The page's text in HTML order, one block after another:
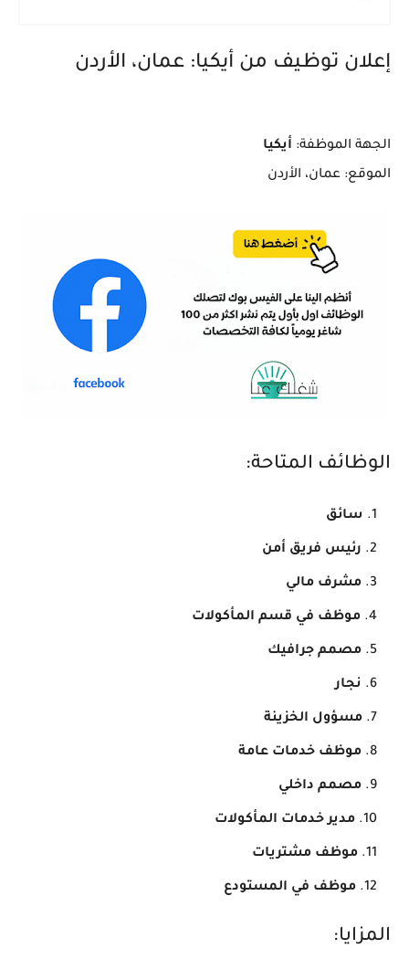
إعلان توظيف من أيكيا: عمان، الأردن
الجهة الموظفة: أيكيا
الموقع: عمان، الأردن
الوظائف المتاحة:
سائق
رئيس فريق أمن
مشرف مالي
موظف في قسم المأكولات
مصمم جرافيك
نجار
مسؤول الخزينة
موظف خدمات عامة
مصمم داخلي
مدير خدمات المأكولات
موظف مشتريات
موظف في المستودع
المزايا: